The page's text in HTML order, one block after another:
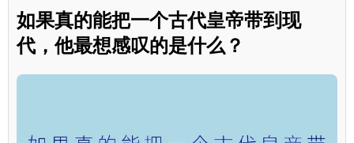
如果真的能把一个古代皇帝带到现
代，他最想感叹的是什么？